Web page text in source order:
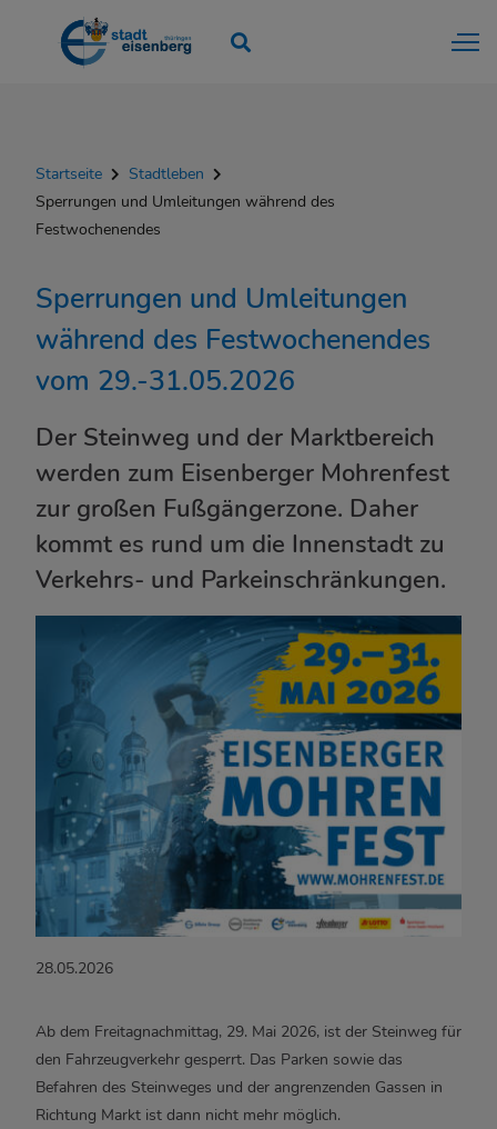
Startseite
Stadtleben
Sperrungen und Umleitungen während des
Festwochenendes
Sperrungen und Umleitungen
während des Festwochenendes
vom 29.-31.05.2026
Der Steinweg und der Marktbereich
werden zum Eisenberger Mohrenfest
zur großen Fußgängerzone. Daher
kommt es rund um die Innenstadt zu
Verkehrs- und Parkeinschränkungen.
28.05.2026
Ab dem Freitagnachmittag, 29. Mai 2026, ist der Steinweg für
den Fahrzeugverkehr gesperrt. Das Parken sowie das
Befahren des Steinweges und der angrenzenden Gassen in
Richtung Markt ist dann nicht mehr möglich.